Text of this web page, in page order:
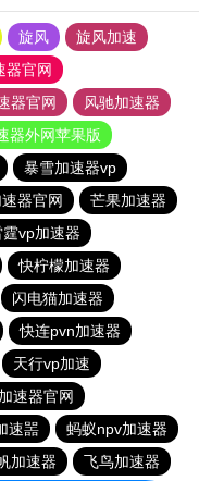
旋风
旋风加速
器官网
器官网
风驰加速器
器外网苹果版
暴雪加速器vp
器官网
芒果加速器
霆vp加速器
快柠檬加速器
闪电猫加速器
快连pvn加速器
天行vp加速
速器官网
速噐
蚂蚁npv加速器
加速器 飞鸟加速器